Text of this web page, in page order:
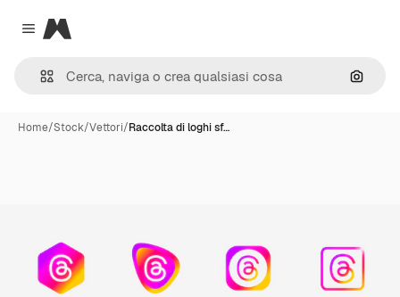
Close menu
Magnific
Cerca
Home/Stock/Vettori/Raccolta di loghi sf…